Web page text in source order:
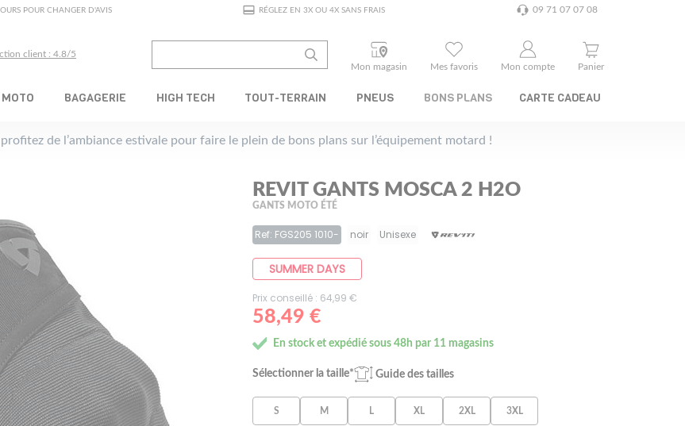
POUR CHANGER D'AVIS RÉGLEZ EN 3X OU 4X SANS FRAIS 09 71 07 07 08
client : 4.8/5
Mon magasin
Mes favoris Mon compte Panier
BAGAGERIE HIGH TECH TOUT-TERRAIN PNEUS BONS PLANS CARTE CADEAU
de l’ambiance estivale pour faire le plein de bons plans sur l’équipement motard !
REVIT GANTS MOSCA 2 H2O
GANTS MOTO ÉTÉ
Ref: FGS205 1010- noir Unisexe
SUMMER DAYS
Prix conseillé : 64,99 €
58,49 €
En stock et expédié sous 48h par 11 magasins
Sélectionner la taille* Guide des tailles
S M L XL 2XL 3XL